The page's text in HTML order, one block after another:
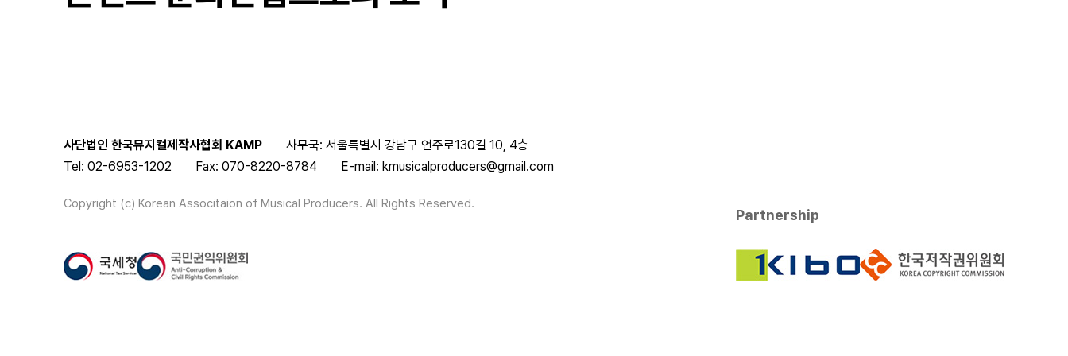
사단법인 한국뮤지컬제작사협회 KAMP
사무국: 서울특별시 강남구 언주로130길 10, 4층
Tel: 02-6953-1202
Fax: 070-8220-8784 E-mail: kmusicalproducers@gmail.com
Copyright (c) Korean Associtaion of Musical Producers. All Rights Reserved.
Partnership